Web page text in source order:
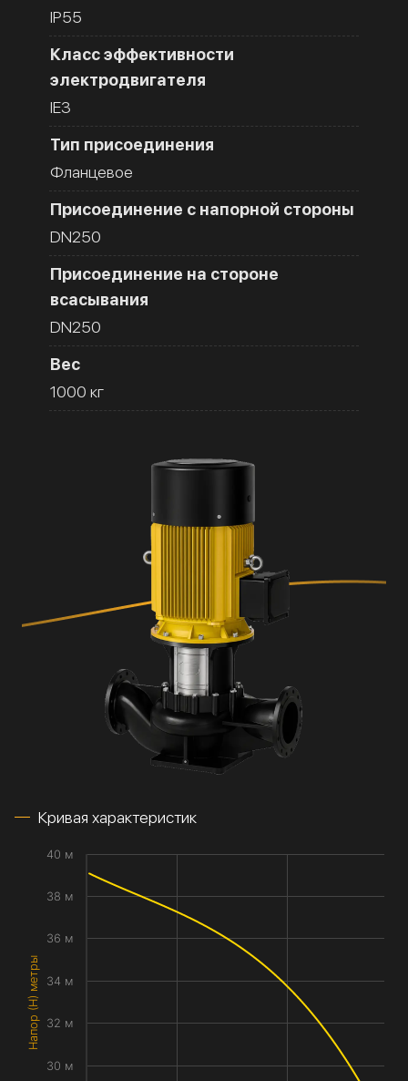
IP55
Класс эффективности
электродвигателя
IE3
Тип присоединения
Фланцевое
Присоединение с напорной стороны
DN250
Присоединение на стороне
всасывания
DN250
Вес
1000 кг
Кривая характеристик
Напор (H) метры
30 м
32 м
34 м
36 м
38 м
40 м